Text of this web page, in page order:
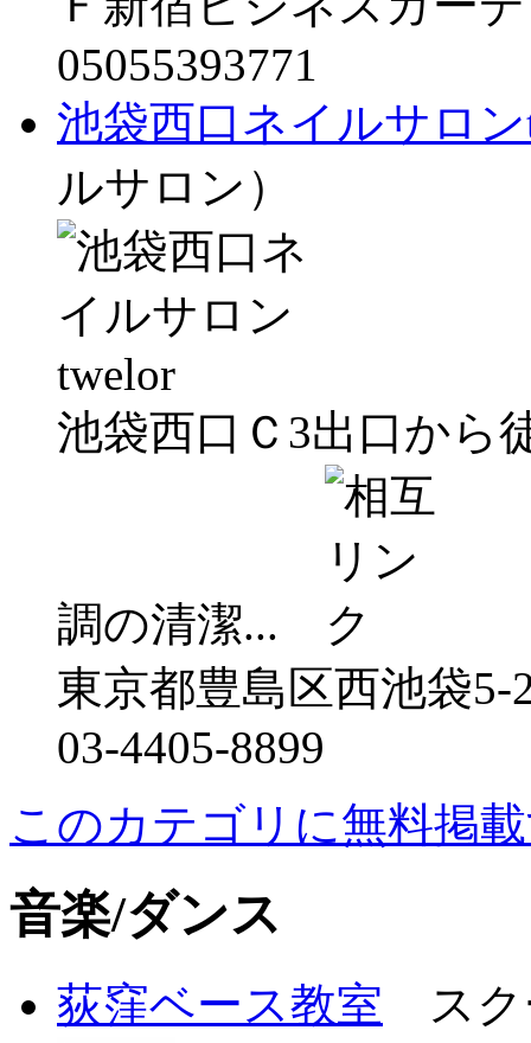
05055393771
池袋西口ネイルサロ
ルサロン）
池袋西口Ｃ3出口から
調の清潔...
東京都豊島区西池袋5-
03-4405-8899
このカテゴリに無料掲
音楽/ダンス
荻窪ベース教室 スク